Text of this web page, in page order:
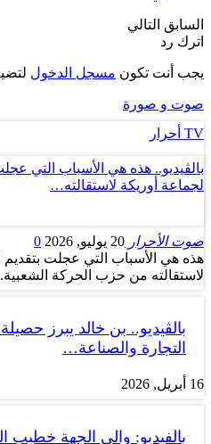
السابق التالي
اترك رد
يجب أنت تكون مسجل الدخول
صوت و صورة
TV أحرار
بالڤيديو.. هذه هي الأسباب التي
لجماعة أوريكة لاستقالته…
صوت الأحرار 20 يوليو, 2026
0
هذه هي الأسباب التي عجلت بتقديم
لاستقالته من حزب الحركة
التجارة والصناعة…
16 أبريل, 2026
بالفيديو: والي الجهة خطيب